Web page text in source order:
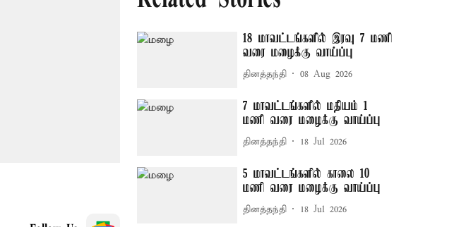
18 மாவட்டங்களில் இரவு 7 மணி
வரை மழைக்கு வாய்ப்பு
தினத்தந்தி 08 Aug 2026
7 மாவட்டங்களில் மதியம் 1
மணி வரை மழைக்கு வாய்ப்பு
தினத்தந்தி 18 Jul 2026
5 மாவட்டங்களில் காலை 10
மணி வரை மழைக்கு வாய்ப்பு
தினத்தந்தி 18 Jul 2026